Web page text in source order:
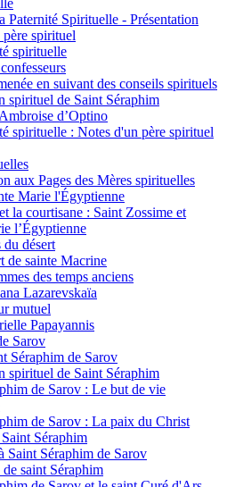
Paternité Spirituelle - Présentation
spirituel
spirituelle
en suivant des conseils spirituels
spirituel de Saint Séraphim
d’Optino
spirituelle : Notes d'un père spirituel
aux Pages des Mères spirituelles
Marie l'Égyptienne
la courtisane : Saint Zossime et
l’Égyptienne
du désert
de sainte Macrine
des temps anciens
Lazarevskaïa
mutuel
Papayannis
Sarov
Séraphim de Sarov
spirituel de Saint Séraphim
de Sarov : Le but de vie
de Sarov : La paix du Christ
Séraphim
Saint Séraphim de Sarov
saint Séraphim